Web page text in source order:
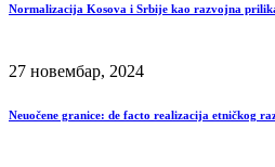
Normalizacija Kosova i Srbije kao razvojna
27 новембар, 2024
Neuočene granice: de facto realizacija etničkog